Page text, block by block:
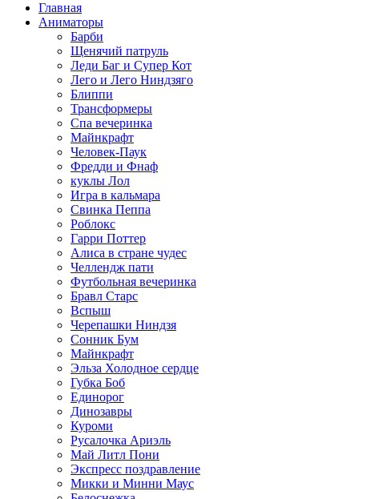
Главная
Аниматоры
Барби
Щенячий патруль
Леди Баг и Супер Кот
Лего и Лего Ниндзяго
Блиппи
Трансформеры
Спа вечеринка
Майнкрафт
Человек-Паук
Фредди и Фнаф
куклы Лол
Игра в кальмара
Свинка Пеппа
Роблокс
Гарри Поттер
Алиса в стране чудес
Челлендж пати
Футбольная вечеринка
Бравл Старс
Вспыш
Черепашки Ниндзя
Сонник Бум
Майнкрафт
Эльза Холодное сердце
Губка Боб
Единорог
Динозавры
Куроми
Русалочка Ариэль
Май Литл Пони
Экспресс поздравление
Микки и Минни Маус